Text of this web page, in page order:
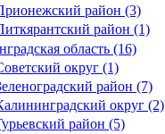
район (3)
район (1)
область (16)
округ (1)
район (7)
округ (2)
район (5)